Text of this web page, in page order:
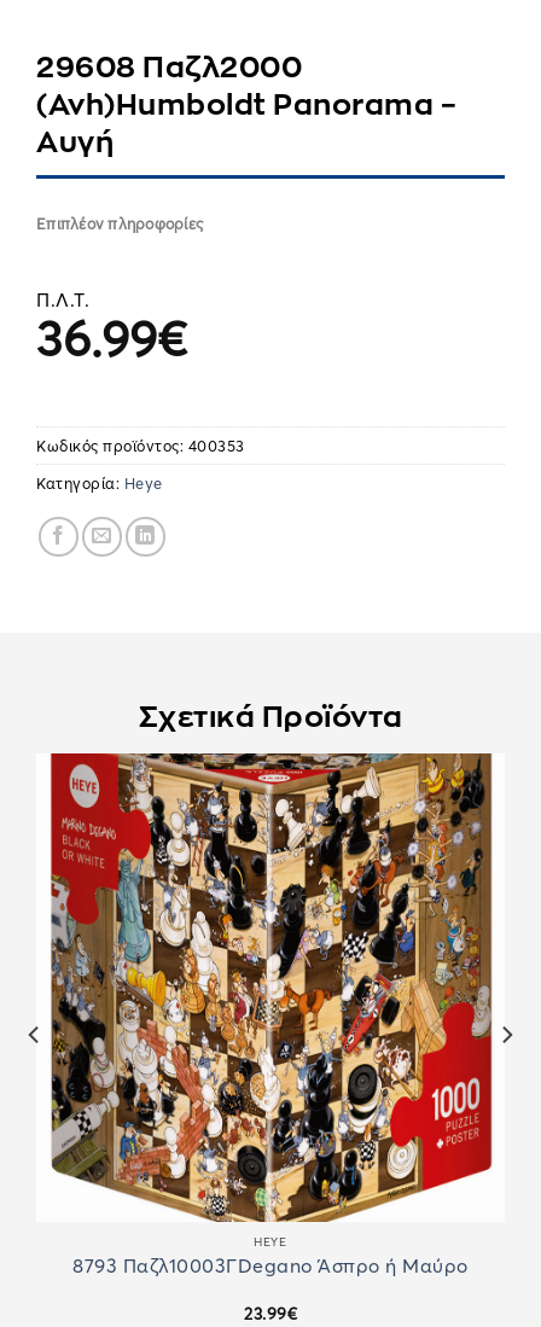
29608 Παζλ2000
(Avh)Humboldt Panorama –
Αυγή
Επιπλέον πληροφορίες
Π.Λ.Τ.
36.99€
Κωδικός προϊόντος: 400353
Κατηγορία: Heye
Σχετικά Προϊόντα
HEYE
8793 Παζλ10003ΓDegano Άσπρο ή Μαύρο
23.99€